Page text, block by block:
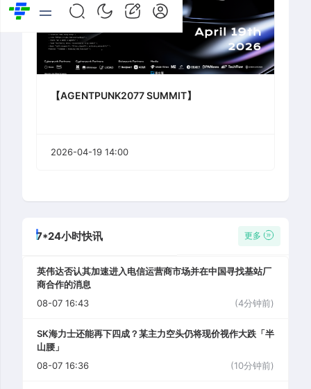
【AGENTPUNK2077 SUMMIT】
2026-04-19 14:00
7*24小时快讯 更多
英伟达否认其加速进入电信运营商市场并在中国寻找基站厂
商合作的消息
08-07 16:43
(4分钟前)
SK海力士还能再下四成？某主力空头仍将现价视作大跌「半
山腰」
08-07 16:36
(10分钟前)